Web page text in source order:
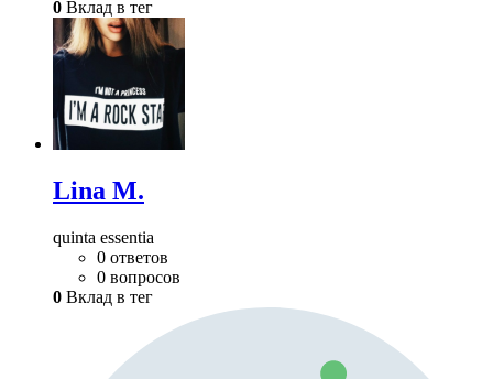
0 Вклад в тег
Lina M.
quinta essentia
0 ответов
0 вопросов
0 Вклад в тег